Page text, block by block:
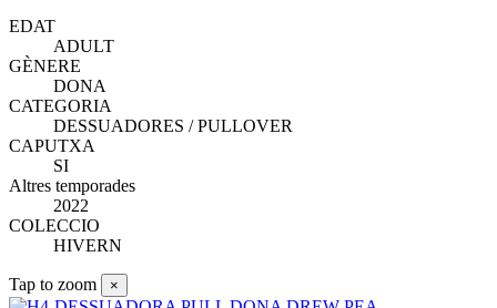
EDAT
ADULT
GÈNERE
DONA
CATEGORIA
DESSUADORES / PULLOVER
CAPUTXA
SI
Altres temporades
2022
COLECCIO
HIVERN
Tap to zoom ×